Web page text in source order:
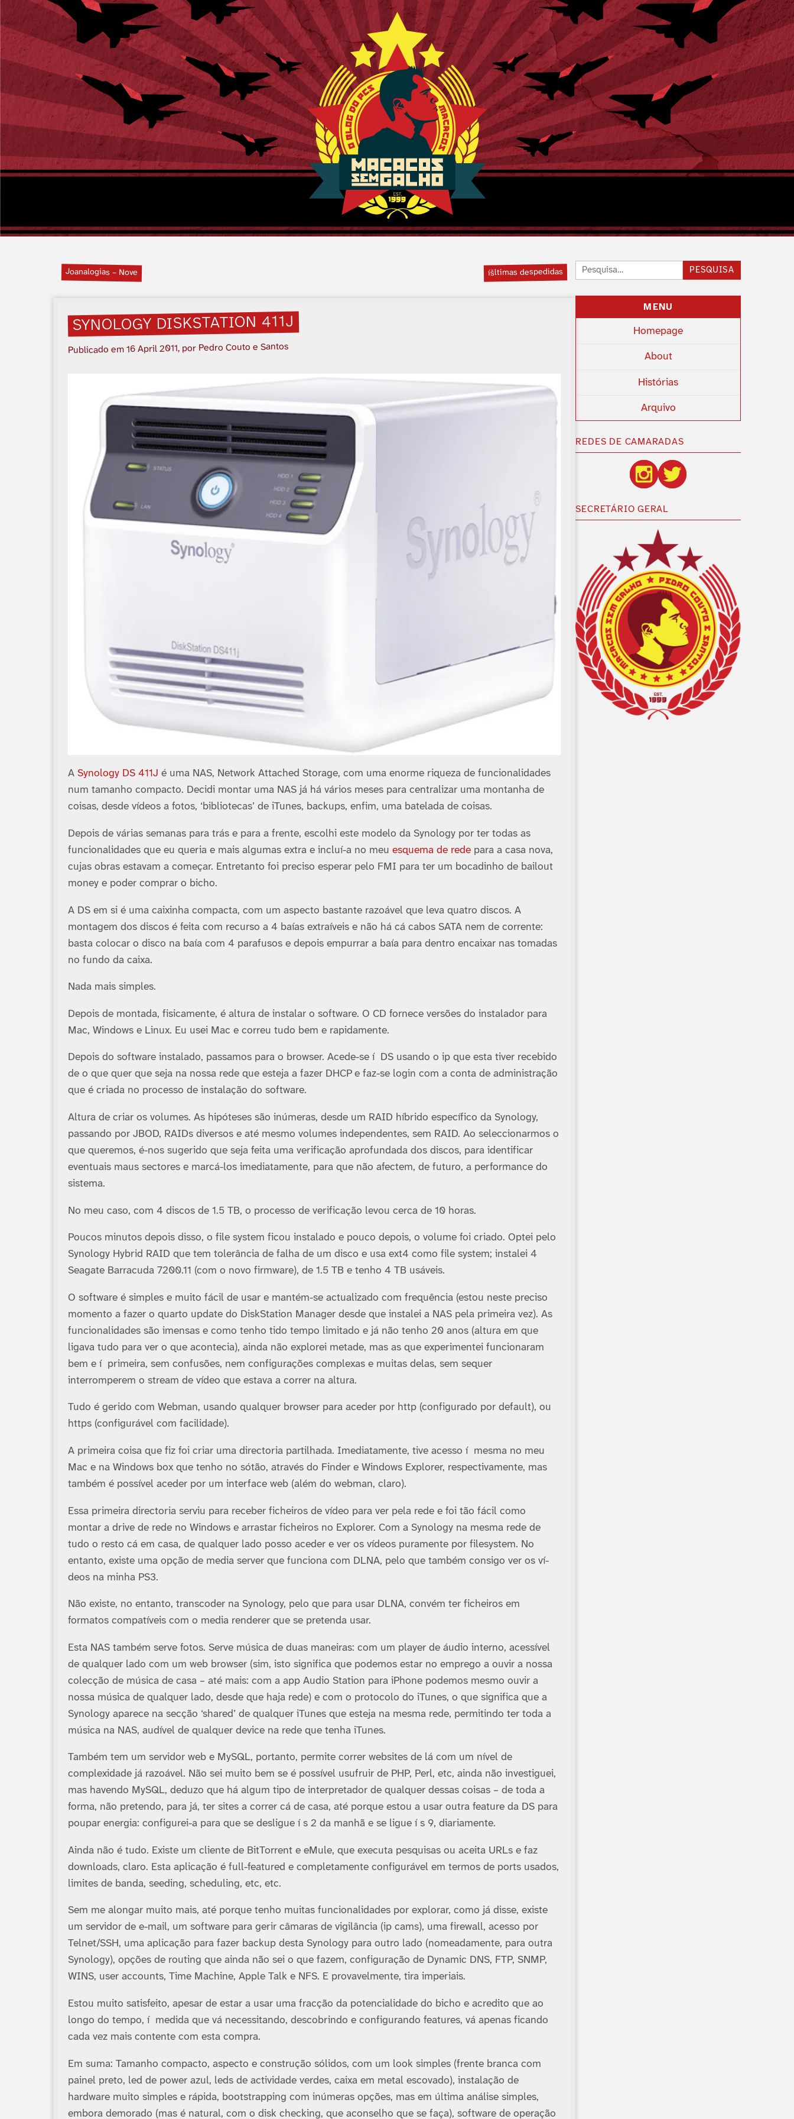
Joanalogias – Nove íšltimas despedidas
SYNOLOGY DISKSTATION 411J
Publicado em16 April 2011, por Pedro Couto e Santos
ASynology DS 411J é uma NAS, Network Attached Storage, com uma enorme riqueza de funcionalidades
num tamanho compacto. Decidi montar uma NAS já há vários meses para centralizar uma montanha de
coisas, desde ví­deos a fotos, ‘bibliotecas’ de iTunes, backups, enfim, uma batelada de coisas.
Depois de várias semanas para trás e para a frente, escolhi este modelo da Synology por ter todas as
funcionalidades que eu queria e mais algumas extra e incluí­-a no meuesquema de rede para a casa nova,
cujas obras estavam a começar. Entretanto foi preciso esperar pelo FMI para ter um bocadinho de bailout
money e poder comprar o bicho.
A DS em si é uma caixinha compacta, com um aspecto bastante razoável que leva quatro discos. A
montagem dos discos é feita com recurso a 4 baí­as extraí­veis e não há cá cabos SATA nem de corrente:
basta colocar o disco na baí­a com 4 parafusos e depois empurrar a baí­a para dentro encaixar nas tomadas
no fundo da caixa.
Nada mais simples.
Depois de montada, fisicamente, é altura de instalar o software. O CD fornece versões do instalador para
Mac, Windows e Linux. Eu usei Mac e correu tudo bem e rapidamente.
Depois do software instalado, passamos para o browser. Acede-se í DS usando o ip que esta tiver recebido
de o que quer que seja na nossa rede que esteja a fazer DHCP e faz-se login com a conta de administração
que é criada no processo de instalação do software.
Altura de criar os volumes. As hipóteses são inúmeras, desde um RAID hí­brido especí­fico da Synology,
passando por JBOD, RAIDs diversos e até mesmo volumes independentes, sem RAID. Ao seleccionarmos o
que queremos, é-nos sugerido que seja feita uma verificação aprofundada dos discos, para identificar
eventuais maus sectores e marcá-los imediatamente, para que não afectem, de futuro, a performance do
sistema.
No meu caso, com 4 discos de 1.5 TB, o processo de verificação levou cerca de 10 horas.
Poucos minutos depois disso, o file system ficou instalado e pouco depois, o volume foi criado. Optei pelo
Synology Hybrid RAID que tem tolerância de falha de um disco e usa ext4 como file system; instalei 4
Seagate Barracuda 7200.11 (com o novo firmware), de 1.5 TB e tenho 4 TB usáveis.
O software é simples e muito fácil de usar e mantém-se actualizado com frequência (estou neste preciso
momento a fazer o quarto update do DiskStation Manager desde que instalei a NAS pela primeira vez). As
funcionalidades são imensas e como tenho tido tempo limitado e já não tenho 20 anos (altura em que
ligava tudo para ver o que acontecia), ainda não explorei metade, mas as que experimentei funcionaram
bem e í primeira, sem confusões, nem configurações complexas e muitas delas, sem sequer
interromperem o stream de ví­deo que estava a correr na altura.
Tudo é gerido com Webman, usando qualquer browser para aceder por http (configurado por default), ou
https (configurável com facilidade).
A primeira coisa que fiz foi criar uma directoria partilhada. Imediatamente, tive acesso í mesma no meu
Mac e na Windows box que tenho no sótão, através do Finder e Windows Explorer, respectivamente, mas
também é possí­vel aceder por um interface web (além do webman, claro).
Essa primeira directoria serviu para receber ficheiros de ví­deo para ver pela rede e foi tão fácil como
montar a drive de rede no Windows e arrastar ficheiros no Explorer. Com a Synology na mesma rede de
tudo o resto cá em casa, de qualquer lado posso aceder e ver os ví­deos puramente por filesystem. No
entanto, existe uma opção de media server que funciona com DLNA, pelo que também consigo ver os ví­
deos na minha PS3.
Não existe, no entanto, transcoder na Synology, pelo que para usar DLNA, convém ter ficheiros em
formatos compatí­veis com o media renderer que se pretenda usar.
Esta NAS também serve fotos. Serve música de duas maneiras: com um player de áudio interno, acessí­vel
de qualquer lado com um web browser (sim, isto significa que podemos estar no emprego a ouvir a nossa
colecção de música de casa – até mais: com a app Audio Station para iPhone podemos mesmo ouvir a
nossa música de qualquer lado, desde que haja rede) e com o protocolo do iTunes, o que significa que a
Synology aparece na secção ‘shared’ de qualquer iTunes que esteja na mesma rede, permitindo ter toda a
música na NAS, audí­vel de qualquer device na rede que tenha iTunes.
Também tem um servidor web e MySQL, portanto, permite correr websites de lá com um ní­vel de
complexidade já razoável. Não sei muito bem se é possí­vel usufruir de PHP, Perl, etc, ainda não investiguei,
mas havendo MySQL, deduzo que há algum tipo de interpretador de qualquer dessas coisas – de toda a
forma, não pretendo, para já, ter sites a correr cá de casa, até porque estou a usar outra feature da DS para
poupar energia: configurei-a para que se desligue í s 2 da manhã e se ligue í s 9, diariamente.
Ainda não é tudo. Existe um cliente de BitTorrent e eMule, que executa pesquisas ou aceita URLs e faz
downloads, claro. Esta aplicação é full-featured e completamente configurável em termos de ports usados,
limites de banda, seeding, scheduling, etc, etc.
Sem me alongar muito mais, até porque tenho muitas funcionalidades por explorar, como já disse, existe
um servidor de e-mail, um software para gerir câmaras de vigilância (ip cams), uma firewall, acesso por
Telnet/SSH, uma aplicação para fazer backup desta Synology para outro lado (nomeadamente, para outra
Synology), opções de routing que ainda não sei o que fazem, configuração de Dynamic DNS, FTP, SNMP,
WINS, user accounts, Time Machine, Apple Talk e NFS. E provavelmente, tira imperiais.
Estou muito satisfeito, apesar de estar a usar uma fracção da potencialidade do bicho e acredito que ao
longo do tempo, í medida que vá necessitando, descobrindo e configurando features, vá apenas ficando
cada vez mais contente com esta compra.
Em suma: Tamanho compacto, aspecto e construção sólidos, com um look simples (frente branca com
painel preto, led de power azul, leds de actividade verdes, caixa em metal escovado), instalação de
hardware muito simples e rápida, bootstrapping com inúmeras opções, mas em última análise simples,
embora demorado (mas é natural, com o disk checking, que aconselho que se faça), software de operação
Pesquisar: PESQUISA
MENU
Homepage
About
Histórias
Arquivo
REDES DE CAMARADAS
SECRETÁRIO GERAL